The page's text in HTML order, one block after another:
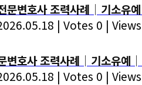
문변호사 조력사례│기소유
| Votes 0 |
변호사 조력사례│기소유예
| Votes 0 |